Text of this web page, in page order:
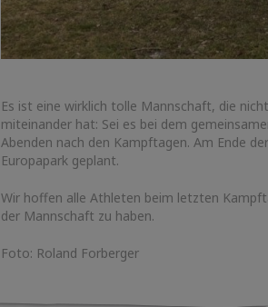
Es ist eine wirklich tolle Mannschaft, die
miteinander hat: Sei es bei dem
Abenden nach den Kampftagen. Am Ende
Europapark geplant.
Wir hoffen alle Athleten beim letzten
der Mannschaft zu haben.
Foto: Roland Forberger